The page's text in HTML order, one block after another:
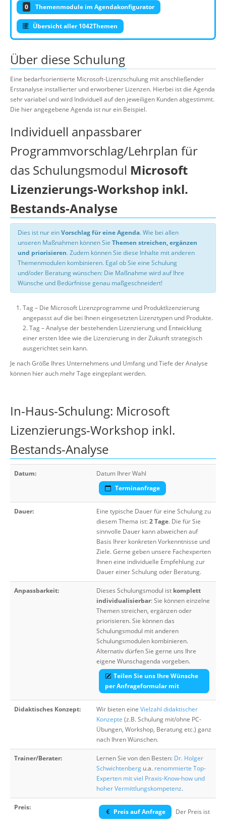
0 Themenmodule im Agendakonfigurator
Übersicht aller 1042Themen
Über diese Schulung
Eine bedarfsorientierte Microsoft-Lizenzschulung mit anschließender
Erstanalyse installierter und erworbener Lizenzen. Hierbei ist die Agenda
sehr variabel und wird Individuell auf den jeweiligen Kunden abgestimmt.
Die hier angegebene Agenda ist nur ein Beispiel.
Individuell anpassbarer
Programmvorschlag/Lehrplan für
das Schulungsmodul Microsoft
Lizenzierungs-Workshop inkl.
Bestands-Analyse
Dies ist nur einVorschlag für eine Agenda. Wie bei allen
unseren Maßnahmen können Sie Themen streichen, ergänzen
und priorisieren. Zudem können Sie diese Inhalte mit anderen
Themenmodulen kombinieren. Egal ob Sie eine Schulung
und/oder Beratung wünschen: Die Maßnahme wird auf Ihre
Wünsche und Bedürfnisse genau maßgeschneidert!
Tag – Die Microsoft Lizenzprogramme und Produktlizenzierung
angepasst auf die bei Ihnen eingesetzten Lizenztypen und Produkte.
2. Tag – Analyse der bestehenden Lizenzierung und Entwicklung
einer ersten Idee wie die Lizenzierung in der Zukunft strategisch
ausgerichtet sein kann.
Je nach Größe Ihres Unternehmens und Umfang und Tiefe der Analyse
können hier auch mehr Tage eingeplant werden.
In-Haus-Schulung: Microsoft
Lizenzierungs-Workshop inkl.
Bestands-Analyse
Datum:
Datum Ihrer Wahl
Terminanfrage
Dauer:
Eine typische Dauer für eine Schulung zu
diesem Thema ist:2 Tage. Die für Sie
sinnvolle Dauer kann abweichen auf
Basis Ihrer konkreten Vorkenntnisse und
Ziele. Gerne geben unsere Fachexperten
Ihnen eine individuelle Empfehlung zur
Dauer einer Schulung oder Beratung.
Anpassbarkeit: Dieses Schulungsmodul ist komplett
individualisierbar: Sie können einzelne
Themen streichen, ergänzen oder
priorisieren. Sie können das
Schulungsmodul mit anderen
Schulungsmodulen kombinieren.
Alternativ dürfen Sie gerne uns Ihre
eigene Wunschagenda vorgeben.
Teilen Sie uns Ihre Wünsche
per Anfrageformular mit
Didaktisches Konzept: Wir bieten eine Vielzahl didaktischer
Konzepte (z.B. Schulung mit/ohne PC-
Übungen, Workshop, Beratung etc.) ganz
nach Ihren Wünschen.
Trainer/Berater: Lernen Sie von den Besten: Dr. Holger
Schwichtenberg u.a. renommierte Top-
Experten mit viel Praxis-Know-how und
hoher Vermittlungskompetenz.
Preis:
Preis auf Anfrage
Der Preis ist